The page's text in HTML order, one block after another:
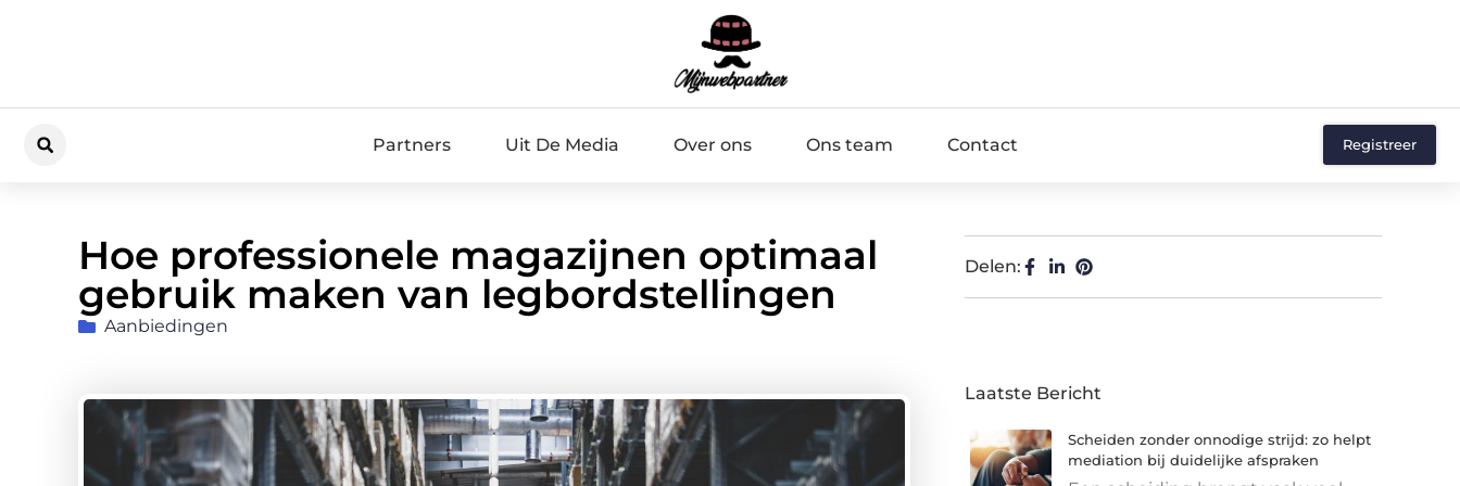
Partners Uit De Media Over ons Ons team Contact Registreer
Hoe professionele magazijnen optimaal
gebruik maken van legbordstellingen
Aanbiedingen
Delen:
Laatste Bericht
Scheiden zonder onnodige strijd: zo helpt
mediation bij duidelijke afspraken